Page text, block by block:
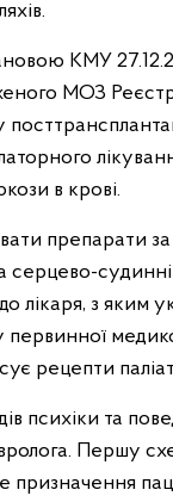
КМУ
МОЗ
в крові.
препарати
серцево-
лікаря, з яким
рецепти
психіки та
Першу
призначення